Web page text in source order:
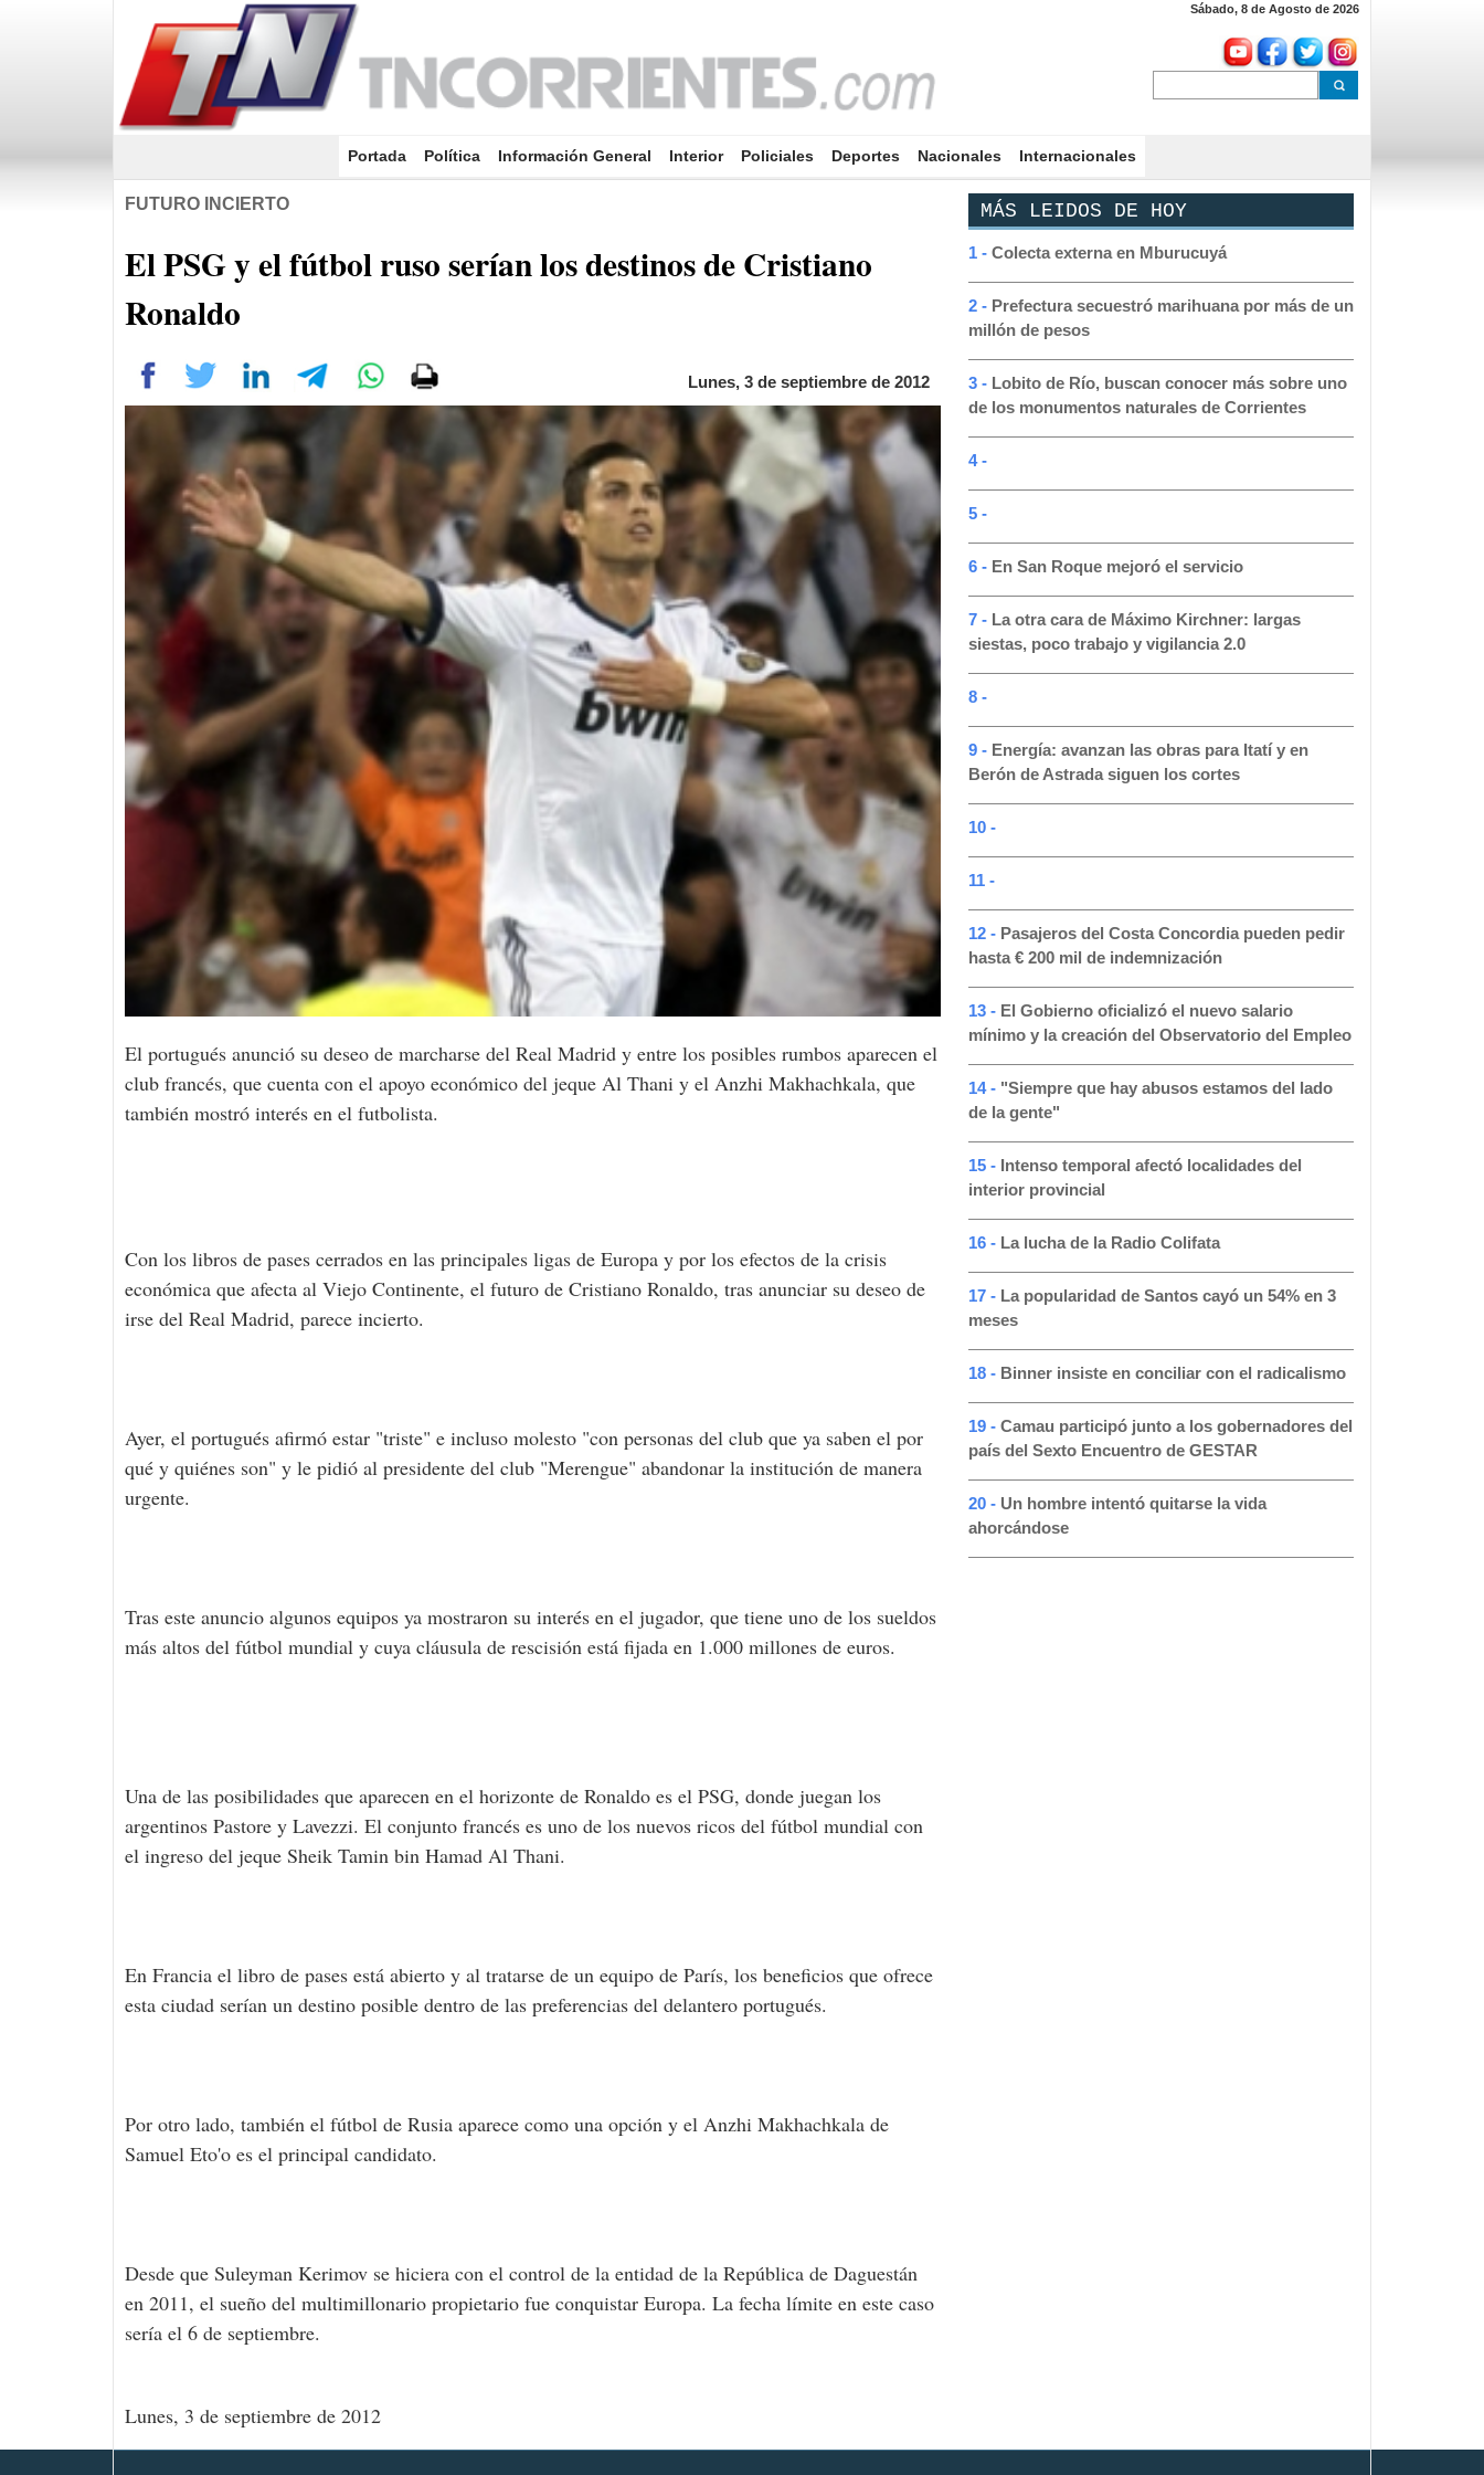
Sábado, 8 de Agosto de 2026
Portada (current)
Política Información General Interior Policiales Deportes Nacionales Internacionales
FUTURO INCIERTO
El PSG y el fútbol ruso serían los destinos de Cristiano
Ronaldo
Lunes, 3 de septiembre de 2012
El portugués anunció su deseo de marcharse del Real Madrid y entre los posibles rumbos aparecen el
club francés, que cuenta con el apoyo económico del jeque Al Thani y el Anzhi Makhachkala, que
también mostró interés en el futbolista.
Con los libros de pases cerrados en las principales ligas de Europa y por los efectos de la crisis
económica que afecta al Viejo Continente, el futuro de Cristiano Ronaldo, tras anunciar su deseo de
irse del Real Madrid, parece incierto.
Ayer, el portugués afirmó estar "triste" e incluso molesto "con personas del club que ya saben el por
qué y quiénes son" y le pidió al presidente del club "Merengue" abandonar la institución de manera
urgente.
Tras este anuncio algunos equipos ya mostraron su interés en el jugador, que tiene uno de los sueldos
más altos del fútbol mundial y cuya cláusula de rescisión está fijada en 1.000 millones de euros.
Una de las posibilidades que aparecen en el horizonte de Ronaldo es el PSG, donde juegan los
argentinos Pastore y Lavezzi. El conjunto francés es uno de los nuevos ricos del fútbol mundial con
el ingreso del jeque Sheik Tamin bin Hamad Al Thani.
En Francia el libro de pases está abierto y al tratarse de un equipo de París, los beneficios que ofrece
esta ciudad serían un destino posible dentro de las preferencias del delantero portugués.
Por otro lado, también el fútbol de Rusia aparece como una opción y el Anzhi Makhachkala de
Samuel Eto'o es el principal candidato.
Desde que Suleyman Kerimov se hiciera con el control de la entidad de la República de Daguestán
en 2011, el sueño del multimillonario propietario fue conquistar Europa. La fecha límite en este caso
sería el 6 de septiembre.
Lunes, 3 de septiembre de 2012
MÁS LEIDOS DE HOY
1 - Colecta externa en Mburucuyá
2 - Prefectura secuestró marihuana por más de un
millón de pesos
3 - Lobito de Río, buscan conocer más sobre uno
de los monumentos naturales de Corrientes
4 -
5 -
6 - En San Roque mejoró el servicio
7 - La otra cara de Máximo Kirchner: largas
siestas, poco trabajo y vigilancia 2.0
8 -
9 - Energía: avanzan las obras para Itatí y en
Berón de Astrada siguen los cortes
10 -
11 -
12 - Pasajeros del Costa Concordia pueden pedir
hasta € 200 mil de indemnización
13 - El Gobierno oficializó el nuevo salario
mínimo y la creación del Observatorio del Empleo
14 - "Siempre que hay abusos estamos del lado
de la gente"
15 - Intenso temporal afectó localidades del
interior provincial
16 - La lucha de la Radio Colifata
17 - La popularidad de Santos cayó un 54% en 3
meses
18 - Binner insiste en conciliar con el radicalismo
19 - Camau participó junto a los gobernadores del
país del Sexto Encuentro de GESTAR
20 - Un hombre intentó quitarse la vida
ahorcándose